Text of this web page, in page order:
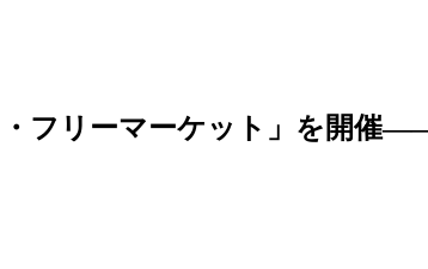
フリーマーケット」を開催